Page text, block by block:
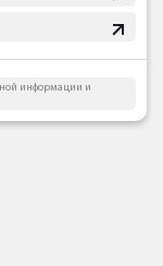
информации и